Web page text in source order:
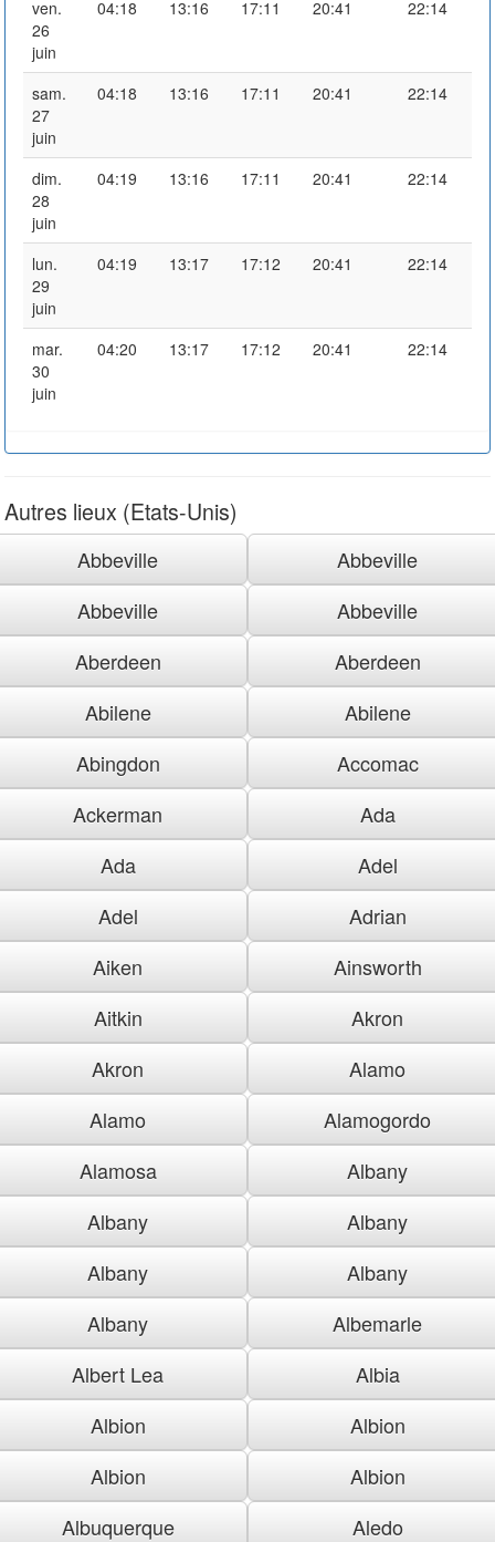
ven.
26
juin
04:18 13:16 17:11 20:41 22:14
sam.
27
juin
04:18 13:16 17:11 20:41 22:14
dim.
28
juin
04:19 13:16 17:11 20:41 22:14
lun.
29
juin
04:19 13:17 17:12 20:41 22:14
mar.
30
juin
04:20 13:17 17:12 20:41 22:14
Autres lieux (Etats-Unis)
Abbeville
Abbeville
Abbeville
Abbeville
Aberdeen
Aberdeen
Abilene
Abilene
Abingdon
Accomac
Ackerman
Ada
Ada
Adel
Adel
Adrian
Aiken
Ainsworth
Aitkin
Akron
Akron
Alamo
Alamo
Alamogordo
Alamosa
Albany
Albany
Albany
Albany
Albany
Albany
Albemarle
Albert Lea
Albia
Albion
Albion
Albion
Albion
Albuquerque
Aledo